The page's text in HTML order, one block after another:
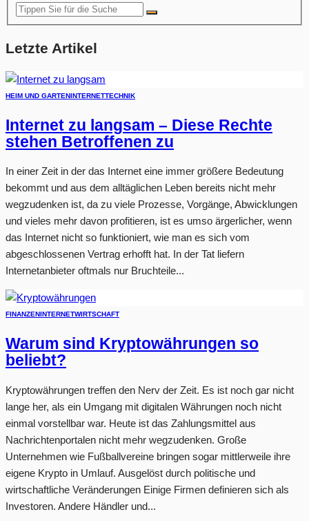
Letzte Artikel
HEIM UND GARTENINTERNETTECHNIK
Internet zu langsam – Diese Rechte
stehen Betroffenen zu
In einer Zeit in der das Internet eine immer größere Bedeutung
bekommt und aus dem alltäglichen Leben bereits nicht mehr
wegzudenken ist, da zu viele Prozesse, Vorgänge, Abwicklungen
und vieles mehr davon profitieren, ist es umso ärgerlicher, wenn
das Internet nicht so funktioniert, wie man es sich vom
abgeschlossenen Vertrag erhofft hat. In der Tat liefern
Internetanbieter oftmals nur Bruchteile...
FINANZENINTERNETWIRTSCHAFT
Warum sind Kryptowährungen so
beliebt?
Kryptowährungen treffen den Nerv der Zeit. Es ist noch gar nicht
lange her, als ein Umgang mit digitalen Währungen noch nicht
einmal vorstellbar war. Heute ist das Zahlungsmittel aus
Nachrichtenportalen nicht mehr wegzudenken. Große
Unternehmen wie Fußballvereine bringen sogar mittlerweile ihre
eigene Krypto in Umlauf. Ausgelöst durch politische und
wirtschaftliche Veränderungen Einige Firmen definieren sich als
Investoren. Andere Händler und...